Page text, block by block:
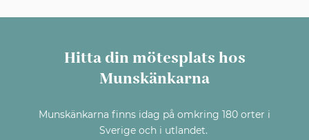
Hitta din mötesplats hos
Munskänkarna
Munskänkarna finns idag på omkring 180 orter i
Sverige och i utlandet.